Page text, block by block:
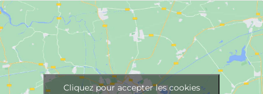
Cliquez pour accepter les cookies